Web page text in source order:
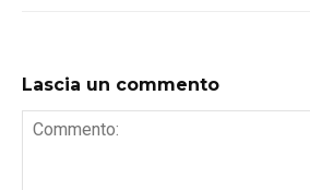
Lascia un commento